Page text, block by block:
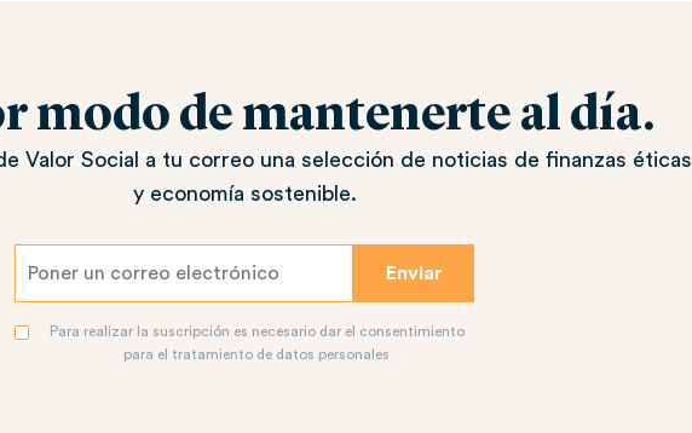
modo de mantenerte al día.
Valor Social a tu correo una selección de noticias de finanzas éticas
y economía sostenible.
Para realizar la suscripción es necesario dar el consentimiento
para el tratamiento de datos personales